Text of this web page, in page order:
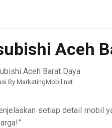
Aceh
By MarketingMobil.net
setiap detail mobil